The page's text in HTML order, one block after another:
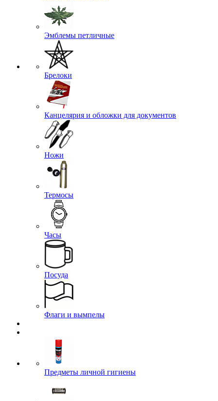
Эмблемы петличные
Брелоки
Канцелярия и обложки для документов
Ножи
Термосы
Часы
Посуда
Флаги и вымпелы
Предметы личной гигиены